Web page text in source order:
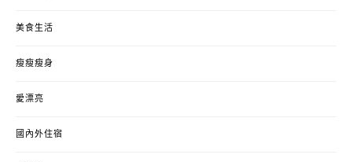
美食生活
瘦瘦瘦身
愛漂亮
國內外住宿